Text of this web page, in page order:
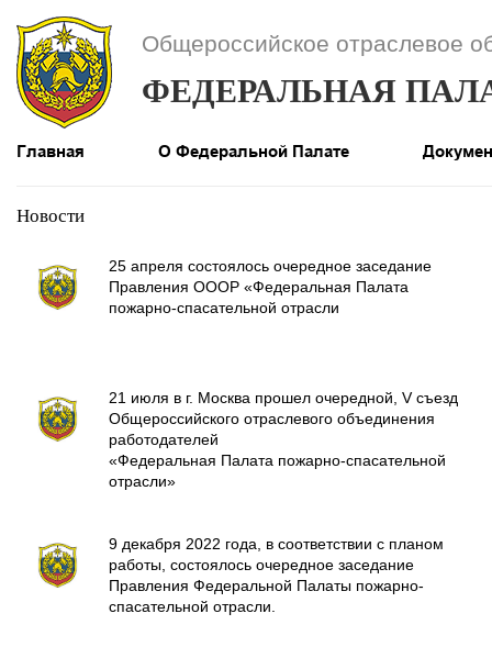
Общероссийское отраслевое
ФЕДЕРАЛЬНАЯ
Главная О Федеральной Палате
Новости
25 апреля состоялось очередное заседание
Правления ОООР «Федеральная Палата
пожарно-спасательной отрасли
21 июля в г. Москва прошел очередной, V съезд
Общероссийского отраслевого объединения
работодателей
«Федеральная Палата пожарно-спасательной
отрасли»
9 декабря 2022 года, в соответствии с планом
работы, состоялось очередное заседание
Правления Федеральной Палаты пожарно-
спасательной отрасли.